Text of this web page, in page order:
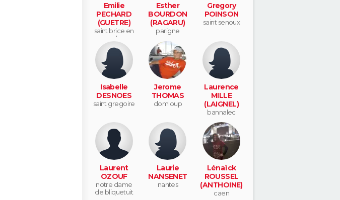
Emilie
PECHARD
(GUETRE)
saint brice en
cogles
Esther
BOURDON
(RAGARU)
parigne
Gregory
POINSON
saint senoux
Isabelle
DESNOES
saint gregoire
Jerome
THOMAS
domloup
Laurence
MILLE
(LAIGNEL)
bannalec
Laurent
OZOUF
notre dame
de bliquetuit
Laurie
NANSENET
nantes
Lénaïck
ROUSSEL
(ANTHOINE)
caen